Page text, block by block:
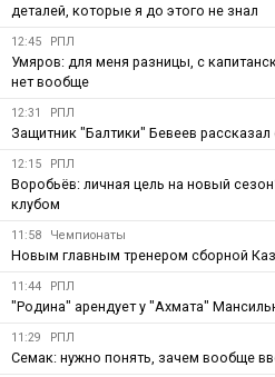
деталей, которые я до этого не знал
12:45 РПЛ
Умяров: для меня разницы, с
нет вообще
12:31 РПЛ
Защитник "Балтики" Бевеев
12:15 РПЛ
Воробьёв: личная цель на новый
клубом
11:58 Чемпионаты
Новым главным тренером сборной
11:44 РПЛ
"Родина" арендует у "Ахмата"
11:29 РПЛ
Семак: нужно понять, зачем вообще